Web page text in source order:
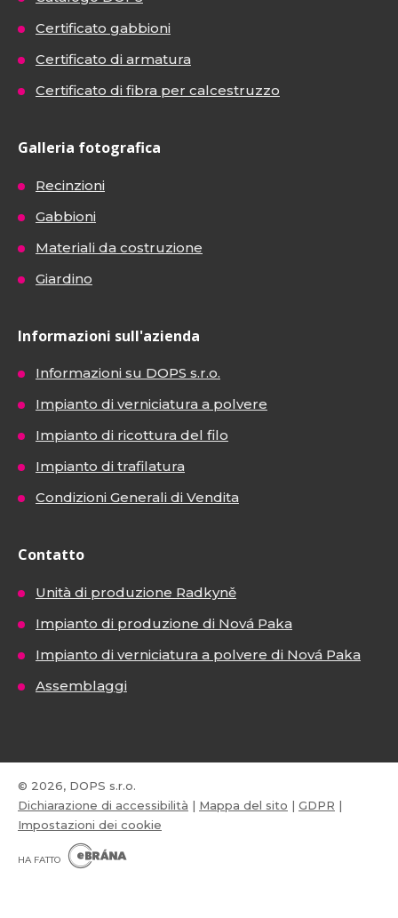
Certificato gabbioni
Certificato di armatura
Certificato di fibra per calcestruzzo
Galleria fotografica
Recinzioni
Gabbioni
Materiali da costruzione
Giardino
Informazioni sull'azienda
Informazioni su DOPS s.r.o.
Impianto di verniciatura a polvere
Impianto di ricottura del filo
Impianto di trafilatura
Condizioni Generali di Vendita
Contatto
Unità di produzione Radkyně
Impianto di produzione di Nová Paka
Impianto di verniciatura a polvere di Nová Paka
Assemblaggi
© 2026, DOPS s.r.o.
Dichiarazione di accessibilità | Mappa del sito | GDPR |
Impostazioni dei cookie
HA FATTO
B